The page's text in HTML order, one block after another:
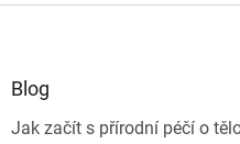
Blog
Jak začít s přírodní péčí o